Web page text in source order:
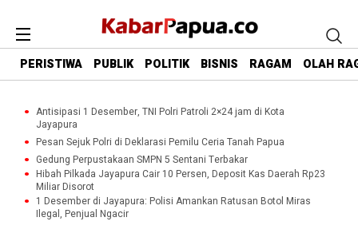
PERISTIWA PUBLIK POLITIK BISNIS RAGAM OLAH
Antisipasi 1 Desember, TNI Polri Patroli 2×24 jam di Kota
Jayapura
Pesan Sejuk Polri di Deklarasi Pemilu Ceria Tanah Papua
Gedung Perpustakaan SMPN 5 Sentani Terbakar
Hibah Pilkada Jayapura Cair 10 Persen, Deposit Kas Daerah Rp23
Miliar Disorot
1 Desember di Jayapura: Polisi Amankan Ratusan Botol Miras
Ilegal, Penjual Ngacir